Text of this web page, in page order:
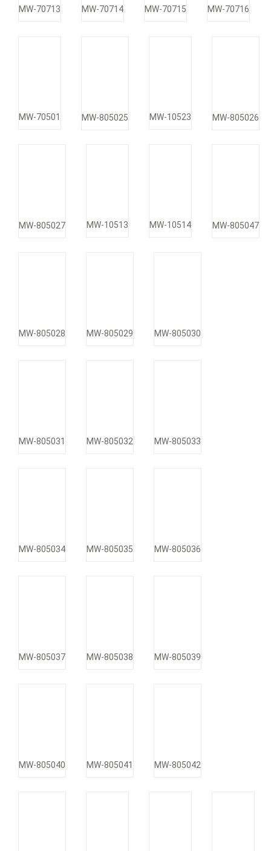
MW-70713 MW-70714 MW-70715 MW-70716
MW-70501 MW-805025 MW-10523 MW-805026
MW-805027 MW-10513 MW-10514 MW-805047
MW-805028 MW-805029 MW-805030
MW-805031 MW-805032 MW-805033
MW-805034 MW-805035 MW-805036
MW-805037 MW-805038 MW-805039
MW-805040 MW-805041 MW-805042